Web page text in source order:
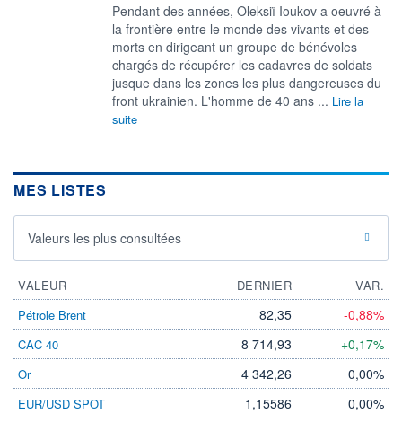
Pendant des années, Oleksiï Ioukov a oeuvré à
la frontière entre le monde des vivants et des
morts en dirigeant un groupe de bénévoles
chargés de récupérer les cadavres de soldats
jusque dans les zones les plus dangereuses du
front ukrainien. L'homme de 40 ans ... Lire la
suite
MES LISTES
Valeurs les plus consultées
VALEUR DERNIER
VAR.
Pétrole Brent
82,35 -0,88%
CAC 40 8 714,93 +0,17%
Or 4 342,26 0,00%
EUR/USD SPOT 1,15586 0,00%